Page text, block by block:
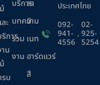
ะ
การ
น
บ
บริการ
บทความ
ร่วม
งาน
ลา
มิ
เนท
ฮาร์ดแวร์
สี
ประเทศไทย
092-
941-
4556
,
02-
925-
5254